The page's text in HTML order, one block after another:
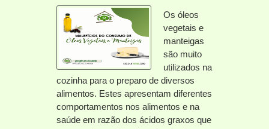
Os óleos
vegetais e
manteigas
são muito
utilizados na
cozinha para o preparo de diversos
alimentos. Estes apresentam diferentes
comportamentos nos alimentos e na
saúde em razão dos ácidos graxos que